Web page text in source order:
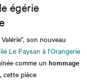
égérie
son nouveau
Le Paysan à l’Orangerie
comme un hommage
cette pièce